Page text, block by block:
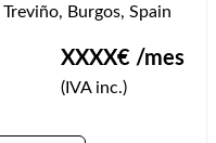
Burgos, Spain
XXXX€ /mes
(IVA inc.)